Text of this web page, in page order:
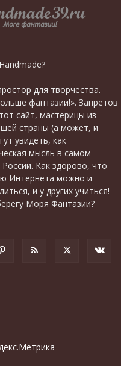
для творчества.
фантазии!». Запретов
сайт, мастерицы из
страны (а может, и
увидеть, как
мысль в самом
Как здорово, что
Интернета можно и
и у других учиться!
Моря Фантазии?